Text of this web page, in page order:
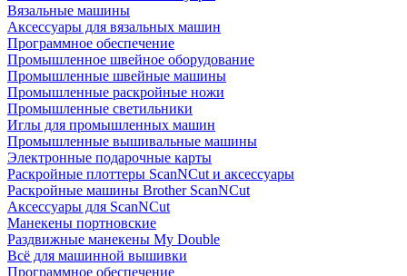
Вязальные машины
Аксессуары для вязальных машин
Программное обеспечение
Промышленное швейное оборудование
Промышленные швейные машины
Промышленные раскройные ножи
Промышленные светильники
Иглы для промышленных машин
Промышленные вышивальные машины
Электронные подарочные карты
Раскройные плоттеры ScanNCut и аксессуары
Раскройные машины Brother ScanNCut
Аксессуары для ScanNCut
Манекены портновские
Раздвижные манекены My Double
Всё для машинной вышивки
Программное обеспечение